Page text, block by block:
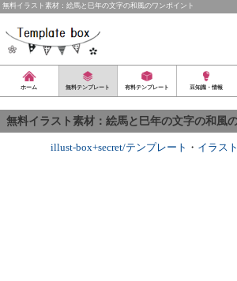
無料イラスト素材：絵馬と巳年の文字の和風のワンポイント
ホーム 無料テンプレート 有料テンプレート 豆知識・情報
無料イラスト素材：絵馬と巳年の文字の和風
illust-box+secret/テンプレート ・ イラス